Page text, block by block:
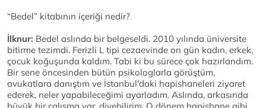
“Bedel” kitabının içeriği nedir?
İlknur: Bedel aslında bir belgeseldi. 2010 yılında üniversite
bitirme tezimdi. Ferizli L tipi cezaevinde on gün kadın, erkek,
çocuk koğuşunda kaldım. Tabi ki bu sürece çok hazırlandım.
Bir sene öncesinden bütün psikologlarla görüştüm,
avukatlara danıştım ve İstanbul'daki hapishaneleri ziyaret
ederek, neler yapabileceğimi ayarladım. Aslında, arkasında